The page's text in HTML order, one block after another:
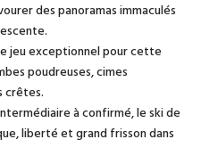
des panoramas immaculés
jeu exceptionnel pour cette
poudreuses, cimes
crêtes.
à confirmé, le ski de
liberté et grand frisson dans